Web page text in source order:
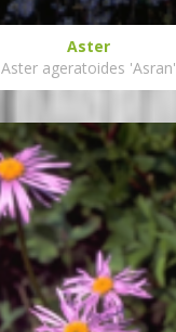
Aster
Aster ageratoides 'Asran'